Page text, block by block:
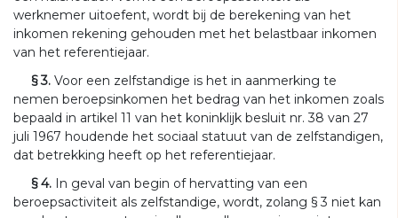
werknemer uitoefent, wordt bij de berekening van het
inkomen rekening gehouden met het belastbaar inkomen
van het referentiejaar.
§ 3. Voor een zelfstandige is het in aanmerking te
nemen beroepsinkomen het bedrag van het inkomen zoals
bepaald in artikel 11 van het koninklijk besluit nr. 38 van 27
juli 1967 houdende het sociaal statuut van de zelfstandigen,
dat betrekking heeft op het referentiejaar.
§ 4. In geval van begin of hervatting van een
beroepsactiviteit als zelfstandige, wordt, zolang § 3 niet kan